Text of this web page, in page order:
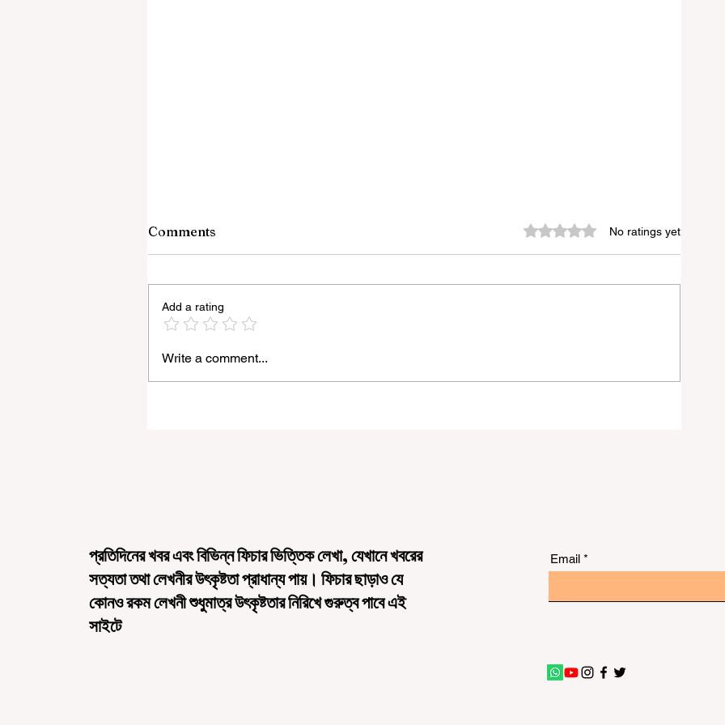
বেনজির ঘটনা- দায়িত্বজ্ঞানহীন আচরণের
অভিযোগে রাজ্যের বিধানসভা মার্শাল সাসপেন্ডেড
Comments Rated 0 out of 5 stars.No ratings yet
Add a rating
Write a comment...
প্রতিদিনের খবর এবং বিভিন্ন ফিচার ভিত্তিক লেখা, যেখানে খবরের
সত্যতা তথা লেখনীর উৎকৃষ্টতা প্রাধান্য পায়। ফিচার ছাড়াও যে
কোনও রকম লেখনী শুধুমাত্র উৎকৃষ্টতার নিরিখে গুরুত্ব পাবে এই
সাইটে
Email